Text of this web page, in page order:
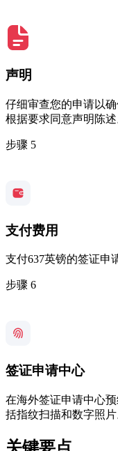
声明
仔细审查您的申请以
根据要求同意声明陈述
步骤 5
支付费用
支付637英镑的签证申
步骤 6
签证申请中心
在海外签证申请中心
括指纹扫描和数字照片
关键要点